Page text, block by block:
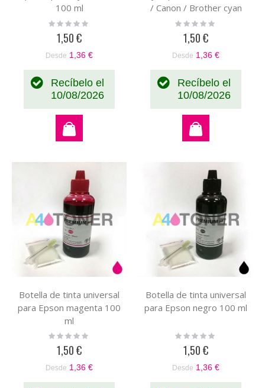
100 ml
Rating:
1,50 €
Desde 1,36 €
Recíbelo el
10/08/2026
/ Canon / Brother cyan
100 ml
Rating:
1,50 €
Desde 1,36 €
Recíbelo el
10/08/2026
Botella de tinta universal
para Epson magenta 100
ml
Rating:
1,50 €
Desde 1,36 €
Botella de tinta universal
para Epson negro 100 ml
Rating:
1,50 €
Desde 1,36 €